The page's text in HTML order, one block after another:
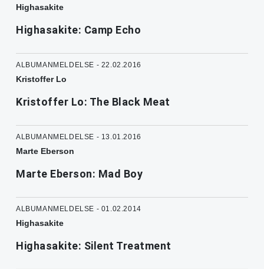
Highasakite
Highasakite: Camp Echo
ALBUMANMELDELSE - 22.02.2016
Kristoffer Lo
Kristoffer Lo: The Black Meat
ALBUMANMELDELSE - 13.01.2016
Marte Eberson
Marte Eberson: Mad Boy
ALBUMANMELDELSE - 01.02.2014
Highasakite
Highasakite: Silent Treatment